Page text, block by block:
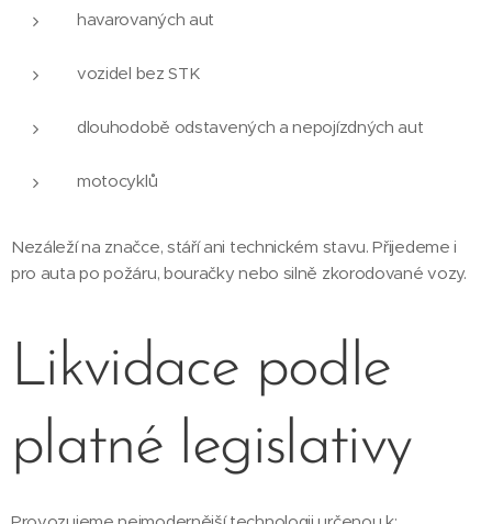
havarovaných aut
vozidel bez STK
dlouhodobě odstavených a nepojízdných aut
motocyklů
Nezáleží na značce, stáří ani technickém stavu. Přijedeme i
pro auta po požáru, bouračky nebo silně zkorodované vozy.
Likvidace podle
platné legislativy